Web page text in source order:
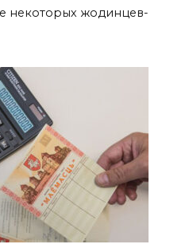
некоторых жодинцев-